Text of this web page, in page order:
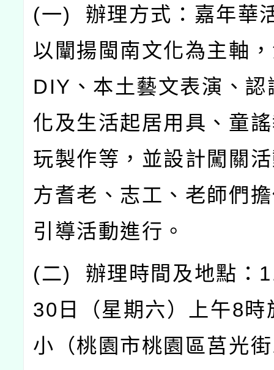
(一) 辦理方式：嘉年華
以闡揚閩南文化為主軸
DIY 、本土藝文表演、
化及生活起居用具、童
玩製作等，並設計闖關
方耆老、志工、老師們
引導活動進行。
(二) 辦理時間及地點：
30 日（星期六）上午8時
小（桃園市桃園區莒光街